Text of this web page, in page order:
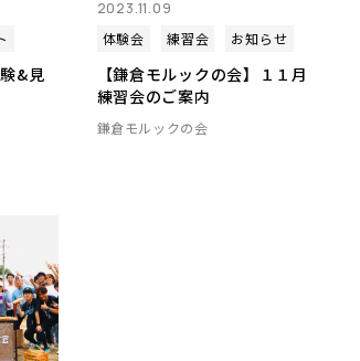
&見
2023.11.09
体験会
練習会 お知らせ
【鎌倉モルックの会】１１月
練習会のご案内
鎌倉モルックの会